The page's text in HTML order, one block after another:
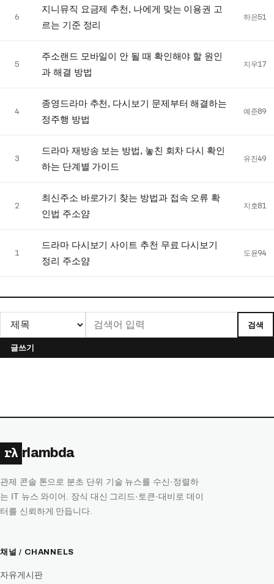
6
지니뮤직 요금제 추천, 나에게 맞는 이용권 고
르는 기준 정리
하은51
5
주소랜드 모바일이 안 될 때 확인해야 할 원인
과 해결 방법
지우17
4
종영드라마 추천, 다시보기 문제부터 해결하는
정주행 방법
예준89
3
드라마 재방송 보는 방법, 놓친 회차 다시 확인
하는 단계별 가이드
유진49
2
최신주소 바로가기 찾는 방법과 접속 오류 확
인법 주소얌
지호81
1
드라마 다시보기 사이트 추천 무료 다시보기
정리 주소얌
도윤94
검색
글쓰기
rλ rlambda
관제 콘솔 톤으로 분초 단위 기술 뉴스를 수신·정렬하
는 IT 뉴스 와이어. 장식 대신 그리드·토큰·대비로 데이
터를 신뢰하게 만듭니다.
채널 / CHANNELS
자유게시판